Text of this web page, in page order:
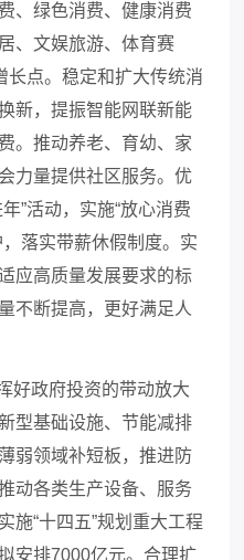
、绿色消费、健康消费
、文娱旅游、体育赛
长点。稳定和扩大传统消
新，提振智能网联新能
。推动养老、育幼、家
力量提供社区服务。优
”活动，实施“放心消费
落实带薪休假制度。实
应高质量发展要求的标
不断提高，更好满足人
好政府投资的带动放大
型基础设施、节能减排
弱领域补短板，推进防
动各类生产设备、服务
施“十四五”规划重大工程
安排7000亿元。合理扩